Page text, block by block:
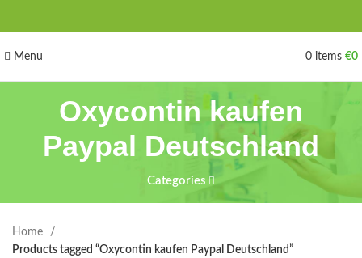
Menu 0 items €0
Oxycontin kaufen
Paypal Deutschland
Categories
Home
Products tagged “Oxycontin kaufen Paypal Deutschland”